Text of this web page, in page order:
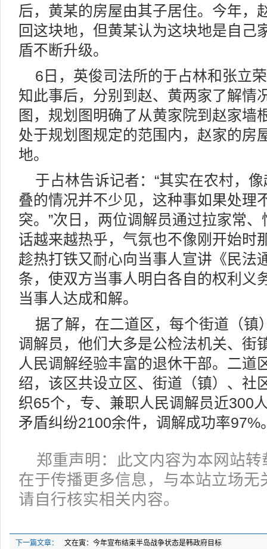
后，黄某的房屋由其子居住。今年，
回这块地，但黄某认为这块地是自己
盾不断升级。
6日，英俊司法所的于占林和张立
知此事后，分别到赵、黄两家了解情
图，规划图明确了从黄家院到赵家墙
处于规划图规定的范围内，赵家的房
地。
于占林告诉记者：“其实在农村，
叠的情况并不少见，这种事如果处理
突。”次日，两位调解员通过拉家常
话越来越热乎，气氛也不像刚开始时
趁热打铁又耐心向当事人宣讲《民法
条，使双方当事人明白各自的权利义
当事人达成和解。
据了解，在二道区，每个街道（镇
调解员，他们大多是公检法机关、街
人民调解经验丰富的退休干部。二道
绍，该区共设立区、街道（镇）、社
织65个，专、兼职人民调解员近300
矛盾纠纷2100余件，调解成功率97%
郑重声明：此文内容为本网站
在于传播更多信息，与本站立场
请自行核实相关内容。
下一篇文章： 文在寅：今年宣布结束半岛战争状态是韩政府目标